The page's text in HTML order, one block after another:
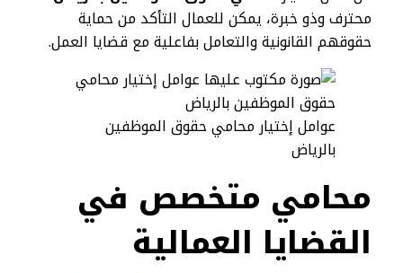
محترف وذو خبرة، يمكن للعمال التأكد من حماية
حقوقهم القانونية والتعامل بفاعلية مع قضايا العمل.
عوامل إختيار محامي حقوق الموظفين
بالرياض
محامي متخصص في
القضايا العمالية